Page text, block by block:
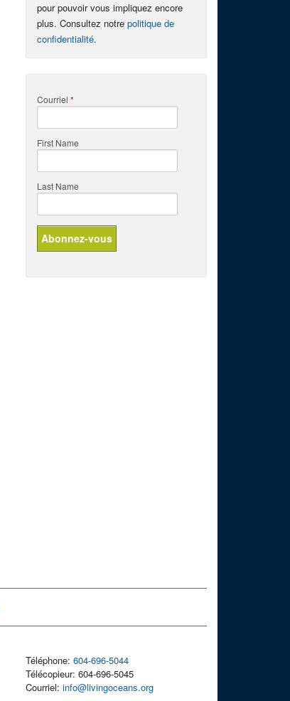
pour pouvoir vous impliquez encore
plus. Consultez notre politique de
confidentialité.
Courriel *
First Name
Last Name
Téléphone: 604-696-5044
Télécopieur: 604-696-5045
Courriel: info@livingoceans.org